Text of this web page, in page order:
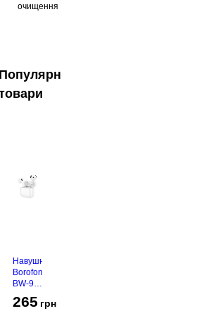
очищення
Навушники
Borofone
BW-94
265 грн